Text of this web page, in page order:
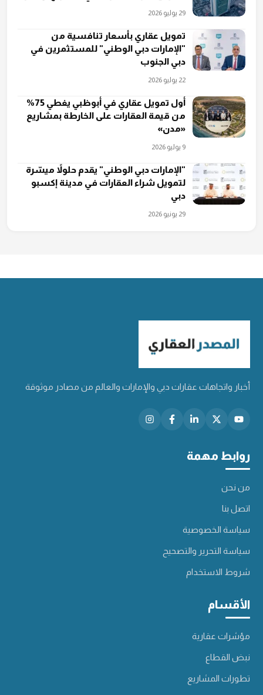
29 يوليو 2026
تمويل عقاري بأسعار تنافسية من
"الإمارات دبي الوطني" للمستثمرين في
دبي الجنوب
22 يوليو 2026
أول تمويل عقاري في أبوظبي يغطي 75%
من قيمة العقارات على الخارطة بمشاريع
«مدن»
9 يوليو 2026
"الإمارات دبي الوطني" يقدم حلولاً ميسّرة
لتمويل شراء العقارات في مدينة إكسبو
دبي
29 يونيو 2026
أخبار واتجاهات عقارات دبي والإمارات والعالم من مصادر موثوقة
روابط مهمة
من نحن
اتصل بنا
سياسة الخصوصية
سياسة التحرير والتصحيح
شروط الاستخدام
الأقسام
مؤشرات عقارية
نبض القطاع
تطورات المشاريع